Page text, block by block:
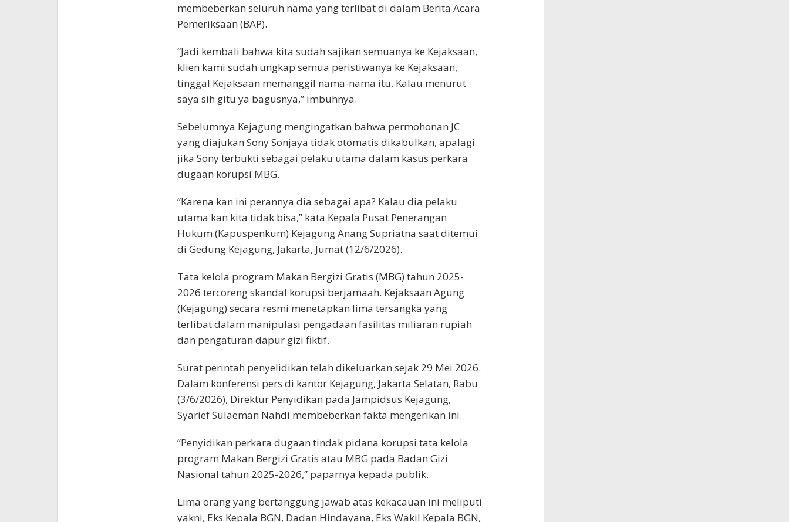
membeberkan seluruh nama yang terlibat di dalam Berita Acara
Pemeriksaan (BAP).
“Jadi kembali bahwa kita sudah sajikan semuanya ke Kejaksaan,
klien kami sudah ungkap semua peristiwanya ke Kejaksaan,
tinggal Kejaksaan memanggil nama-nama itu. Kalau menurut
saya sih gitu ya bagusnya,” imbuhnya.
Sebelumnya Kejagung mengingatkan bahwa permohonan JC
yang diajukan Sony Sonjaya tidak otomatis dikabulkan, apalagi
jika Sony terbukti sebagai pelaku utama dalam kasus perkara
dugaan korupsi MBG.
“Karena kan ini perannya dia sebagai apa? Kalau dia pelaku
utama kan kita tidak bisa,” kata Kepala Pusat Penerangan
Hukum (Kapuspenkum) Kejagung Anang Supriatna saat ditemui
di Gedung Kejagung, Jakarta, Jumat (12/6/2026).
Tata kelola program Makan Bergizi Gratis (MBG) tahun 2025-
2026 tercoreng skandal korupsi berjamaah. Kejaksaan Agung
(Kejagung) secara resmi menetapkan lima tersangka yang
terlibat dalam manipulasi pengadaan fasilitas miliaran rupiah
dan pengaturan dapur gizi fiktif.
Surat perintah penyelidikan telah dikeluarkan sejak 29 Mei 2026.
Dalam konferensi pers di kantor Kejagung, Jakarta Selatan, Rabu
(3/6/2026), Direktur Penyidikan pada Jampidsus Kejagung,
Syarief Sulaeman Nahdi membeberkan fakta mengerikan ini.
“Penyidikan perkara dugaan tindak pidana korupsi tata kelola
program Makan Bergizi Gratis atau MBG pada Badan Gizi
Nasional tahun 2025-2026,” paparnya kepada publik.
Lima orang yang bertanggung jawab atas kekacauan ini meliputi
yakni, Eks Kepala BGN, Dadan Hindayana, Eks Wakil Kepala BGN,